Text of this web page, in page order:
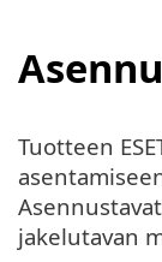
Tuotteen
jakelutavan